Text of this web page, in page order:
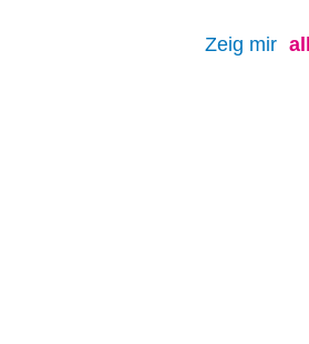
Zeig mir